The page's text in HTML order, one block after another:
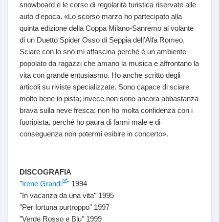
snowboard e le corse di regolarità turistica riservate alle
auto d'epoca. «Lo scorso marzo ho partecipato alla
quinta edizione della Coppa Milano-Sanremo al volante
di un Duetto Spider Osso di Seppia dell’Alfa Romeo.
Sciare con lo snò mi affascina perché è un ambiente
popolato da ragazzi che amano la musica e affrontano la
vita con grande entusiasmo. Ho anche scritto degli
articoli su riviste specializzate. Sono capace di sciare
molto bene in pista; invece non sono ancora abbastanza
brava sulla neve fresca: non ho molta confidenza con i
fuoripista, perché ho paura di farmi male e di
conseguenza non potermi esibire in concerto».
DISCOGRAFIA
"Irene Grandi
" 1994
"In vacanza da una vita" 1995
"Per fortuna purtroppo" 1997
"Verde Rosso e Blu" 1999